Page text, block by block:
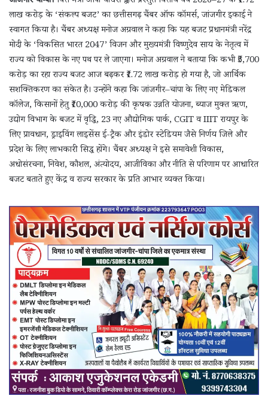
लाख करोड़ के ‘संकल्प बजट’ का छत्तीसगढ़ चैंबर ऑफ कॉमर्स, जांजगीर इकाई ने
स्वागत किया है। चैंबर अध्यक्ष मनोज अग्रवाल ने कहा कि यह बजट प्रधानमंत्री नरेंद्र
मोदी के ‘विकसित भारत 2047’ विजन और मुख्यमंत्री विष्णुदेव साय के नेतृत्व में
राज्य को विकास के नए पथ पर ले जाएगा। मनोज अग्रवाल ने बताया कि कभी ₹5,700
करोड़ का रहा राज्य बजट आज बढ़कर ₹1.72 लाख करोड़ हो गया है, जो आर्थिक
सशक्तिकरण का संकेत है। उन्होंने कहा कि जांजगीर–चांपा के लिए नए मेडिकल
कॉलेज, किसानों हेतु ₹10,000 करोड़ की कृषक उन्नति योजना, ब्याज मुक्त ऋण,
उद्योग विभाग के बजट में वृद्धि, 23 नए औद्योगिक पार्क, CGIT व IIIT रायपुर के
लिए प्रावधान, ड्राइविंग लाइसेंस ई-ट्रैक और इंडोर स्टेडियम जैसे निर्णय जिले और
प्रदेश के लिए लाभकारी सिद्ध होंगे। चैंबर अध्यक्ष ने इसे समावेशी विकास,
अधोसंरचना, निवेश, कौशल, अंत्योदय, आजीविका और नीति से परिणाम पर आधारित
बजट बताते हुए केंद्र व राज्य सरकार के प्रति आभार व्यक्त किया।